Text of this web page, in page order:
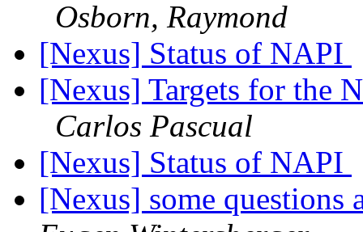
Osborn, Raymond
[Nexus] Status of NAPI
[Nexus] Targets for the
Carlos Pascual
[Nexus] Status of NAPI
[Nexus] some